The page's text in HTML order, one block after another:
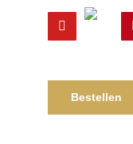
YouTube
Shop
Bestellen